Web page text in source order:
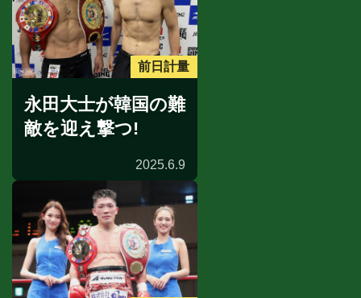
前日計量
永田大士が韓国の難
敵を迎え撃つ!
2025.6.9